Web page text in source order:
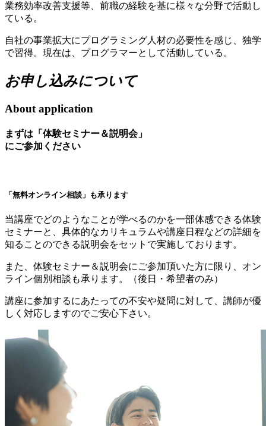
業務効率改善支援等、前職の経験を基に様々な分野で活動し
ている。
自社の事業拡大にプログラミング人材の必要性を感じ、独学
で習得。現在は、プログラマーとして活動している。
お申し込みについて
About application
まずは「体験セミナー＆説明会」
にご参加ください
「無料オンライン相談」も承ります
当講座でどのようなことが学べるのかを一部体感できる体験
セミナーと、具体的なカリキュラムや講座日程などの詳細を
知ることのできる説明会をセットで実施しております。
また、体験セミナー＆説明会にご参加頂いた方に限り、オン
ライン個別相談も承ります。（後日・希望者のみ）
講座に参加するにあたっての不安や疑問に対して、講師が優
しく対応しますのでご安心下さい。